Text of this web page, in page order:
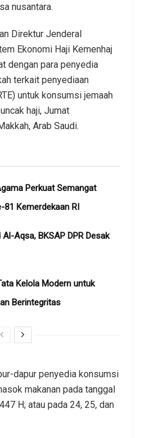
nusantara.
Direktur Jenderal
Ekonomi Haji Kemenhaj
dengan para penyedia
terkait penyediaan
untuk konsumsi jemaah
haji, Jumat
Arab Saudi.
Perkuat Semangat
81 Kemerdekaan RI
Aqsa, BKSAP DPR Desak
Kelola Modern untuk
Berintegritas
dapur penyedia konsumsi
makanan pada tanggal
H; atau pada 24, 25, dan